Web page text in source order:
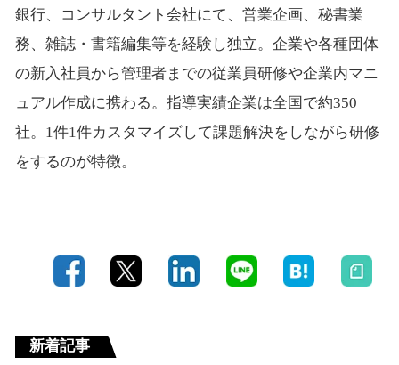
銀行、コンサルタント会社にて、営業企画、秘書業
務、雑誌・書籍編集等を経験し独立。企業や各種団体
の新入社員から管理者までの従業員研修や企業内マニ
ュアル作成に携わる。指導実績企業は全国で約350
社。1件1件カスタマイズして課題解決をしながら研修
をするのが特徴。
新着記事